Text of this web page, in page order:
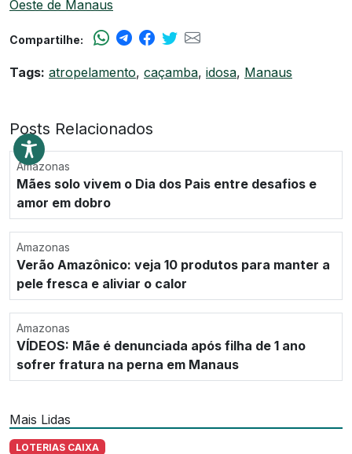
Oeste de Manaus
Compartilhe:
Tags: atropelamento, caçamba, idosa, Manaus
Posts Relacionados
Amazonas
Mães solo vivem o Dia dos Pais entre desafios e
amor em dobro
Amazonas
Verão Amazônico: veja 10 produtos para manter a
pele fresca e aliviar o calor
Amazonas
VÍDEOS: Mãe é denunciada após filha de 1 ano
sofrer fratura na perna em Manaus
Mais Lidas
LOTERIAS CAIXA